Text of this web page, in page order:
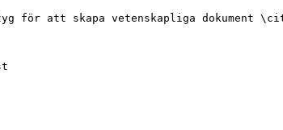
för att skapa vetenskapliga dokument